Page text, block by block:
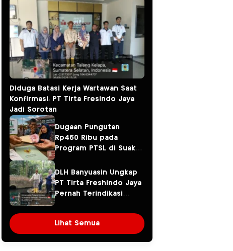
Diduga Batasi Kerja Wartawan Saat
Konfirmasi, PT Tirta Fresindo Jaya
Jadi Sorotan
Dugaan Pungutan
Rp450 Ribu pada
Program PTSL di Suak
Warga Khawatir Kasus
Sembawa Terulang
DLH Banyuasin Ungkap
PT Tirta Freshindo Jaya
Pernah Terindikasi
Dugaan Limbah Kembali
Diselidiki
Lihat Semua